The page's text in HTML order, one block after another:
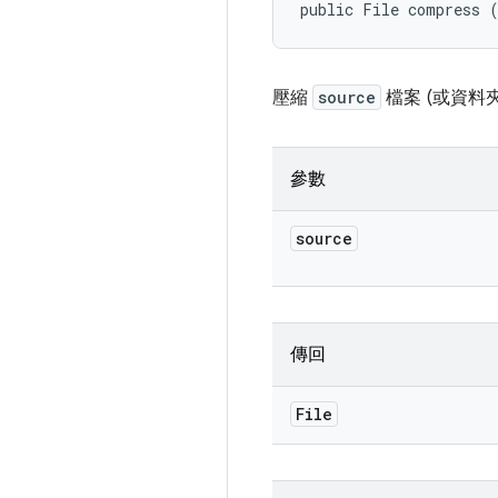
public File compress
壓縮 source 檔案 (或資料
參數
source
傳回
File